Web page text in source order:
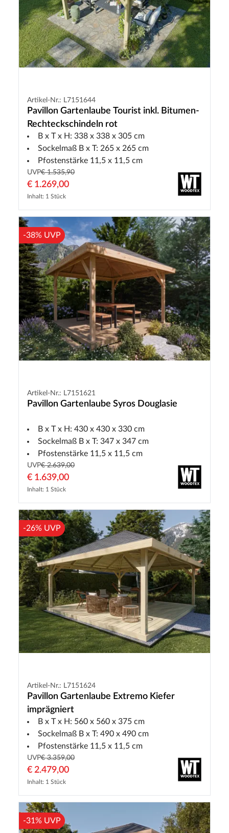
Artikel-Nr.: L7151644
Pavillon Gartenlaube Tourist inkl. Bitumen-
Rechteckschindeln rot
B x T x H: 338 x 338 x 305 cm
Sockelmaß B x T: 265 x 265 cm
Pfostenstärke 11,5 x 11,5 cm
UVP€ 1.535,90
€ 1.269,00
Inhalt: 1 Stück
-38% UVP
Artikel-Nr.: L7151621
Pavillon Gartenlaube Syros Douglasie
B x T x H: 430 x 430 x 330 cm
Sockelmaß B x T: 347 x 347 cm
Pfostenstärke 11,5 x 11,5 cm
UVP€ 2.639,00
€ 1.639,00
Inhalt: 1 Stück
-26% UVP
Artikel-Nr.: L7151624
Pavillon Gartenlaube Extremo Kiefer
imprägniert
B x T x H: 560 x 560 x 375 cm
Sockelmaß B x T: 490 x 490 cm
Pfostenstärke 11,5 x 11,5 cm
UVP€ 3.359,00
€ 2.479,00
Inhalt: 1 Stück
-31% UVP